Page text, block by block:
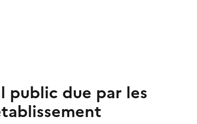
public due par les